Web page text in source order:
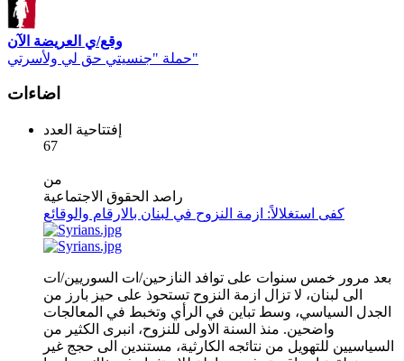
وقع/ي العريضة الآن
حملة "جنسيتي حق لي ولأسرتي"
اضاءات
إفتتاحية العدد
67
من
راصد الحقوق الاجتماعية
كفى استغلالاً: ازمة النزوح في لبنان بالارقام والوقائع
بعد مرور خمس سنوات على توافد النازحين/ات السوريين/ات
الى لبنان، لا تزال ازمة النزوح تستحوذ على حيز بارز من
الجدل السياسي، وسط تباين في الرأي وتخبط في المعالجات
واضحين. منذ السنة الاولى للنزوح، انبرى الكثير من
السياسيين للتهويل من نتائجه الكارثية، مستندين الى حجج غير